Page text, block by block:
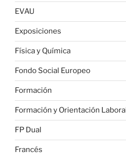
EVAU
Exposiciones
Física y Química
Fondo Social Europeo
Formación
Formación y Orientación Laboral
FP Dual
Francés